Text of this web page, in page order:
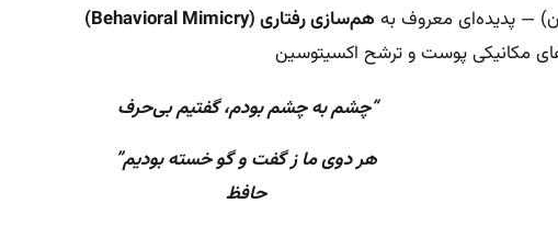
— پدیده‌ای معروف به هم‌سازی رفتاری (Behavioral Mimicry)
مکانیکی پوست و ترشح اکسیتوسین
“چشم به چشم بودم، گفتیم بی‌حرف
هر دوی ما ز گفت و گو خسته بودیم”
حافظ